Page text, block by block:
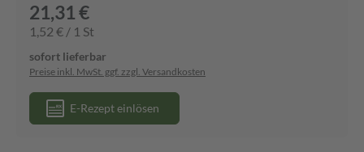
21,31 €
1,52 € / 1 St
sofort lieferbar
Preise inkl. MwSt. ggf. zzgl. Versandkosten
E-Rezept einlösen